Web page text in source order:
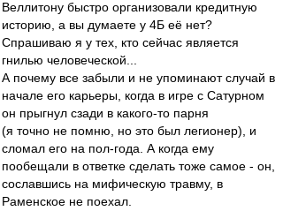
Веллитону быстро организовали кредитную
историю, а вы думаете у 4Б её нет?
Спрашиваю я у тех, кто сейчас является
гнилью человеческой...
А почему все забыли и не упоминают случай в
начале его карьеры, когда в игре с Сатурном
он прыгнул сзади в какого-то парня
(я точно не помню, но это был легионер), и
сломал его на пол-года. А когда ему
пообещали в ответке сделать тоже самое - он,
сославшись на мифическую травму, в
Раменское не поехал.